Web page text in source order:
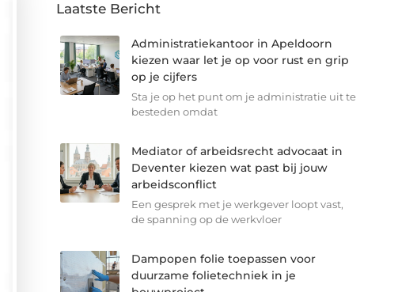
Laatste Bericht
Administratiekantoor in Apeldoorn
kiezen waar let je op voor rust en grip
op je cijfers
Sta je op het punt om je administratie uit te
besteden omdat
Mediator of arbeidsrecht advocaat in
Deventer kiezen wat past bij jouw
arbeidsconflict
Een gesprek met je werkgever loopt vast,
de spanning op de werkvloer
Dampopen folie toepassen voor
duurzame folietechniek in je